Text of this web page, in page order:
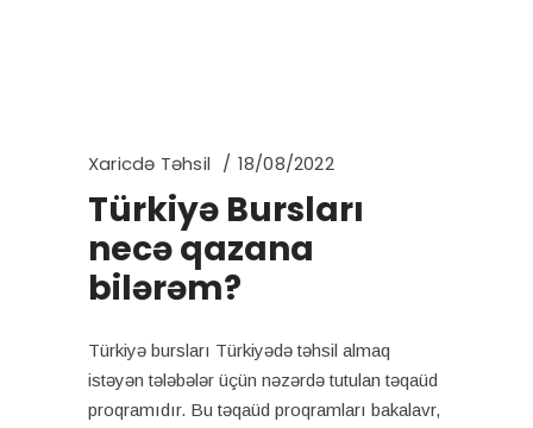
Xaricdə Təhsil 18/08/2022
Türkiyə Bursları
necə qazana
bilərəm?
Türkiyə bursları Türkiyədə təhsil almaq
istəyən tələbələr üçün nəzərdə tutulan təqaüd
proqramıdır. Bu təqaüd proqramları bakalavr,